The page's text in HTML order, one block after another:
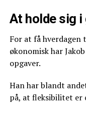
At holde sig i
For at få
økonomisk har
opgaver.
Han har blandt
på, at fleksibilitet er